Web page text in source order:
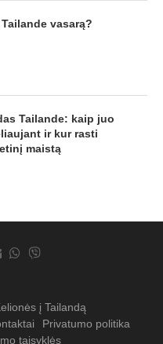
vasarą?
Tailande: kaip juo
ir kur rasti
maistą
į Tailandą
Privatumo politika
taisyklės